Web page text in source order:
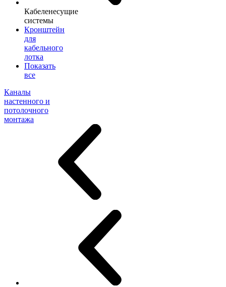
Кабеленесущие
системы
Кронштейн
для
кабельного
лотка
Показать
все
Каналы
настенного и
потолочного
монтажа